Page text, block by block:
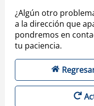
¿Algún otro
a la dirección que
pondremos en
tu paciencia.